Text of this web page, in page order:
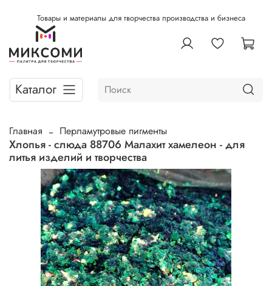
Товары и материалы для творчества производства и бизнеса
Каталог
Главная Перламутровые пигменты
Хлопья - слюда 88706 Малахит хамелеон - для
литья изделий и творчества